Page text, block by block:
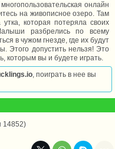
онлайн
на живописное озеро. Там
которая потеряла своих
разбрелись по всему
в чужом гнезде, где их будут
Этого допустить нельзя! Это
которым вы и будете играть.
, поиграть в нее вы
14852)